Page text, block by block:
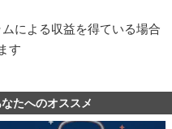
による収益を得ている場合
す
たへのオススメ